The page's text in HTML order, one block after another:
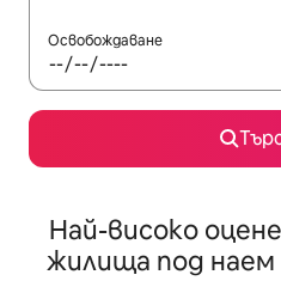
Освобождаване
Най-високо
жилища под наем